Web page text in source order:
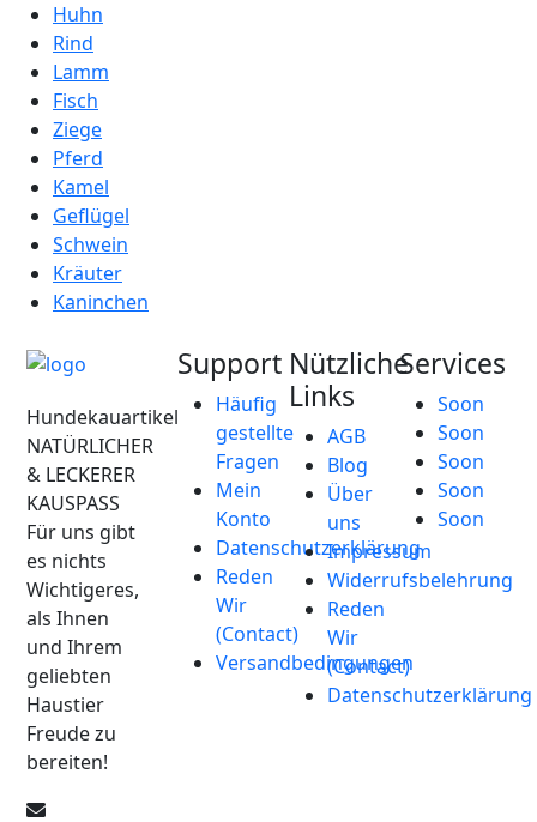
Huhn
Rind
Lamm
Fisch
Ziege
Pferd
Kamel
Geflügel
Schwein
Kräuter
Kaninchen
Hundekauartikel
NATÜRLICHER
& LECKERER
KAUSPASS
Für uns gibt
es nichts
Wichtigeres,
als Ihnen
und Ihrem
geliebten
Haustier
Freude zu
bereiten!
Support
Häufig
gestellte
Fragen
Mein
Konto
Datenschutzerklärung
Reden
Wir
(Contact)
Versandbedingungen
Nützliche
Links
AGB
Blog
Über
uns
Impressum
Widerrufsbelehrung
Reden
Wir
(Contact)
Datenschutzerklärung
Services
Soon
Soon
Soon
Soon
Soon